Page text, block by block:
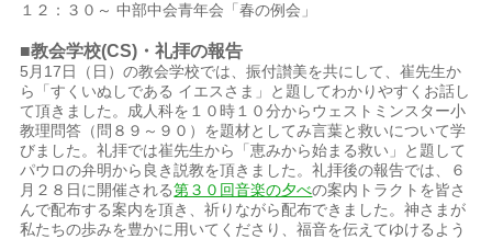
１２：３０～ 中部中会青年会「春の例会」
■教会学校(CS)・礼拝の報告
5月17日（日）の教会学校では、振付讃美を共にして、崔先生か
ら「すくいぬしである イエスさま」と題してわかりやすくお話し
て頂きました。成人科を１０時１０分からウェストミンスター小
教理問答（問８９～９０）を題材としてみ言葉と救いについて学
びました。礼拝では崔先生から「恵みから始まる救い」と題して
パウロの弁明から良き説教を頂きました。礼拝後の報告では、６
月２８日に開催される第３０回音楽の夕べの案内トラクトを皆さ
んで配布する案内を頂き、祈りながら配布できました。神さまが
私たちの歩みを豊かに用いてくださり、福音を伝えてゆけるよう